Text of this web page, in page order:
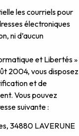
les courriels pour
électroniques
ni d’aucun
et Libertés »
2004, vous disposez
et de
Vous pouvez
suivante :
34880 LAVERUNE